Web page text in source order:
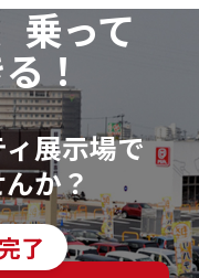
乗って
！
展示場で
か？
了